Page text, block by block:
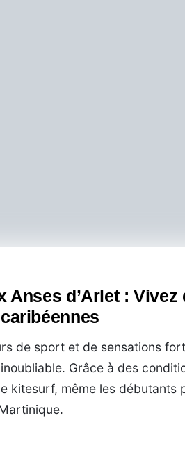
Anses d’Arlet :
de sport et de sensations
Grâce à des
kitesurf, même les débutants